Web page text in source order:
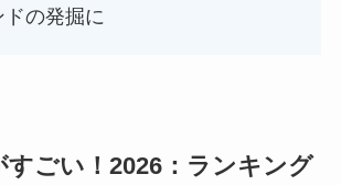
の発掘に
すごい！2026：ランキング